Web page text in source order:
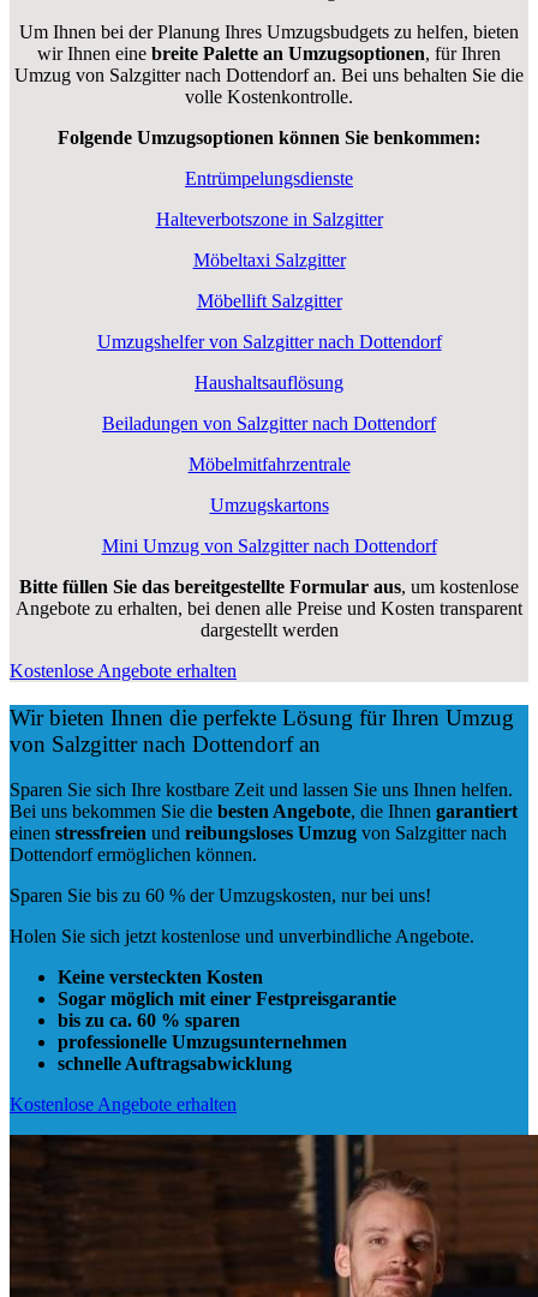
Um Ihnen bei der Planung Ihres Umzugsbudgets zu helfen, bieten
wir Ihnen eine breite Palette an Umzugsoptionen, für Ihren
Umzug von Salzgitter nach Dottendorf an. Bei uns behalten Sie die
volle Kostenkontrolle.
Folgende Umzugsoptionen können Sie benkommen:
Entrümpelungsdienste
Halteverbotszone in Salzgitter
Möbeltaxi Salzgitter
Möbellift Salzgitter
Umzugshelfer von Salzgitter nach Dottendorf
Haushaltsauflösung
Beiladungen von Salzgitter nach Dottendorf
Möbelmitfahrzentrale
Umzugskartons
Mini Umzug von Salzgitter nach Dottendorf
Bitte füllen Sie das bereitgestellte Formular aus, um kostenlose
Angebote zu erhalten, bei denen alle Preise und Kosten transparent
dargestellt werden
Kostenlose Angebote erhalten
Wir bieten Ihnen die perfekte Lösung für Ihren Umzug
von Salzgitter nach Dottendorf an
Sparen Sie sich Ihre kostbare Zeit und lassen Sie uns Ihnen helfen.
Bei uns bekommen Sie die besten Angebote, die Ihnen garantiert
einen stressfreien und reibungsloses Umzug von Salzgitter nach
Dottendorf ermöglichen können.
Sparen Sie bis zu 60 % der Umzugskosten, nur bei uns!
Holen Sie sich jetzt kostenlose und unverbindliche Angebote.
Keine versteckten Kosten
Sogar möglich mit einer Festpreisgarantie
bis zu ca. 60 % sparen
professionelle Umzugsunternehmen
schnelle Auftragsabwicklung
Kostenlose Angebote erhalten